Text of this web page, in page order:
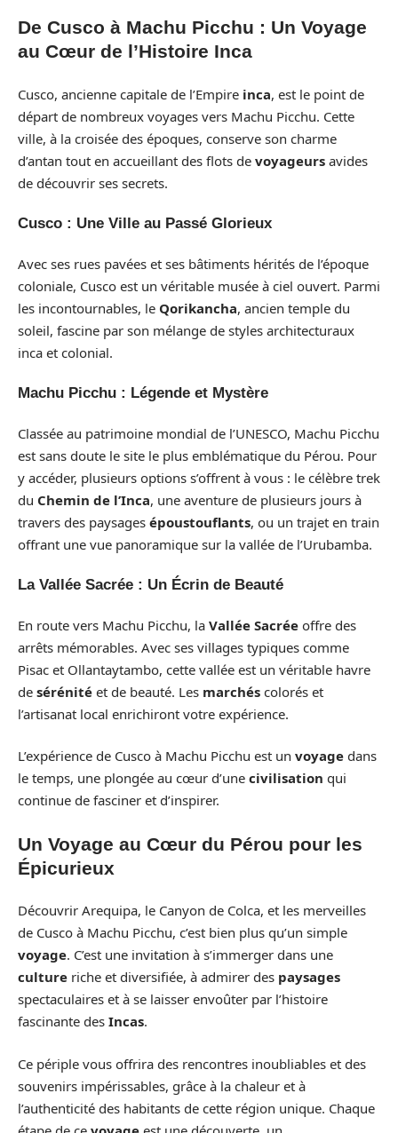
De Cusco à Machu Picchu : Un Voyage
au Cœur de l’Histoire Inca
Cusco, ancienne capitale de l’Empire inca, est le point de
départ de nombreux voyages vers Machu Picchu. Cette
ville, à la croisée des époques, conserve son charme
d’antan tout en accueillant des flots de voyageurs avides
de découvrir ses secrets.
Cusco : Une Ville au Passé Glorieux
Avec ses rues pavées et ses bâtiments hérités de l’époque
coloniale, Cusco est un véritable musée à ciel ouvert. Parmi
les incontournables, le Qorikancha, ancien temple du
soleil, fascine par son mélange de styles architecturaux
inca et colonial.
Machu Picchu : Légende et Mystère
Classée au patrimoine mondial de l’UNESCO, Machu Picchu
est sans doute le site le plus emblématique du Pérou. Pour
y accéder, plusieurs options s’offrent à vous : le célèbre trek
du Chemin de l’Inca, une aventure de plusieurs jours à
travers des paysages époustouflants, ou un trajet en train
offrant une vue panoramique sur la vallée de l’Urubamba.
La Vallée Sacrée : Un Écrin de Beauté
En route vers Machu Picchu, la Vallée Sacrée offre des
arrêts mémorables. Avec ses villages typiques comme
Pisac et Ollantaytambo, cette vallée est un véritable havre
de sérénité et de beauté. Les marchés colorés et
l’artisanat local enrichiront votre expérience.
L’expérience de Cusco à Machu Picchu est un voyage dans
le temps, une plongée au cœur d’une civilisation qui
continue de fasciner et d’inspirer.
Un Voyage au Cœur du Pérou pour les
Épicurieux
Découvrir Arequipa, le Canyon de Colca, et les merveilles
de Cusco à Machu Picchu, c’est bien plus qu’un simple
voyage. C’est une invitation à s’immerger dans une
culture riche et diversifiée, à admirer des paysages
spectaculaires et à se laisser envoûter par l’histoire
fascinante des Incas.
Ce périple vous offrira des rencontres inoubliables et des
souvenirs impérissables, grâce à la chaleur et à
l’authenticité des habitants de cette région unique. Chaque